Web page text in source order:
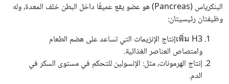
البنكرياس (Pancreas) هو عضو يقع عميقًا داخل البطن خلف المعدة، وله
وظيفتان رئيسيتان:
เพิ่ม H3إنتاج الإنزيمات التي تساعد على هضم الطعام
وامتصاص العناصر الغذائية.
إنتاج الهرمونات، مثل: الإنسولين للتحكم في مستوى السكر في
الدم.